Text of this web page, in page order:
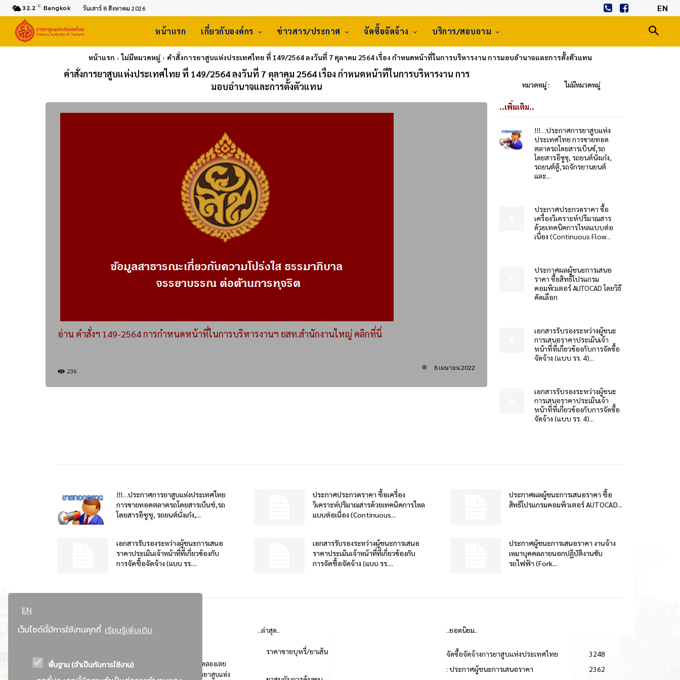
EN
เว็บไซต์นี้มีการใช้งานคุกกี้ เรียนรู้เพิ่มเติม
พื้นฐาน (จำเป็นกับการใช้งาน)
32.2 C Bangkok วันเสาร์ 8 สิงหาคม 2026 EN
หน้าแรก เกี่ยวกับองค์กร ข่าวสาร/ประกาศ จัดซื้อจัดจ้าง บริการ/สอบถาม
หน้าแรก ไม่มีหมวดหมู่ คำสั่งการยาสูบแห่งประเทศไทย ที่ 149/2564 ลงวันที่ 7 ตุลาคม 2564 เรื่อง กำหนดหน้าที่ในการบริหารงาน การมอบอำนาจและการตั้งตัวแทน
คำสั่งการยาสูบแห่งประเทศไทย ที่ 149/2564 ลงวันที่ 7 ตุลาคม 2564 เรื่อง กำหนดหน้าที่ในการบริหารงาน การ
มอบอำนาจและการตั้งตัวแทน
หมวดหมู่ : ไม่มีหมวดหมู่
อ่าน คำสั่งฯ 149-2564 การกำหนดหน้าที่ในการบริหารงานฯ ยสท.สำนักงานใหญ่ คลิกที่นี่
236 8 เมษายน 2022
..เพิ่มเติม..
!!!…ประกาศการยาสูบแห่ง
ประเทศไทย การขายทอด
ตลาดรถโดยสารเบ็นซ์,รถ
โดยสารอีซูซุ, รถยนต์นั่งเก๋ง,
รถยนต์ตู้,รถจักรยานยนต์
และ...
ประกาศประกวดราคา ซื้อ
เครื่องวิเคราะห์ปริมาณสาร
ด้วยเทคนิคการไหลแบบต่อ
เนื่อง (Continuous Flow...
ประกาศผลผู้ชนะการเสนอ
ราคา ซื้อสิทธิโปรแกรม
คอมพิวเตอร์ AUTOCAD โดยวิธี
คัดเลือก
เอกสารรับรองระหว่างผู้ชนะ
การเสนอราคาประเมินเจ้า
หน้าที่ที่เกี่ยวข้องกับการจัดซื้อ
จัดจ้าง (แบบ รร. 4)...
เอกสารรับรองระหว่างผู้ชนะ
การเสนอราคาประเมินเจ้า
หน้าที่ที่เกี่ยวข้องกับการจัดซื้อ
จัดจ้าง (แบบ รร. 4)...
!!!…ประกาศการยาสูบแห่งประเทศไทย
การขายทอดตลาดรถโดยสารเบ็นซ์,รถ
โดยสารอีซูซุ, รถยนต์นั่งเก๋ง,...
ประกาศประกวดราคา ซื้อเครื่อง
วิเคราะห์ปริมาณสารด้วยเทคนิคการไหล
แบบต่อเนื่อง (Continuous...
ประกาศผลผู้ชนะการเสนอราคา ซื้อ
สิทธิโปรแกรมคอมพิวเตอร์ AUTOCAD...
เอกสารรับรองระหว่างผู้ชนะการเสนอ
ราคาประเมินเจ้าหน้าที่ที่เกี่ยวข้องกับ
การจัดซื้อจัดจ้าง (แบบ รร....
เอกสารรับรองระหว่างผู้ชนะการเสนอ
ราคาประเมินเจ้าหน้าที่ที่เกี่ยวข้องกับ
การจัดซื้อจัดจ้าง (แบบ รร....
ประกาศผู้ชนะการเสนอราคา งานจ้าง
เหมาบุคคลภายนอกปฏิบัติงานขับ
รถไฟฟ้า (Fork...
ที่อยู่ : 184 ถนนพระรามที่ 4 แขวงคลองเตย เขตคลองเตย
กรุงเทพมหานคร 10110 ติดต่อประชาสัมพันธ์ การยาสูบแห่ง
..ล่าสุด..
ราคาขายบุหรี่/ยาเส้น
..ยอดนิยม..
จัดซื้อจัดจ้างการยาสูบแห่งประเทศไทย
3248
: ประกาศผู้ชนะการเสนอราคา
2362